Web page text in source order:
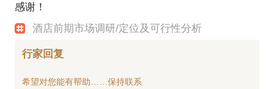
感谢！
酒店前期市场调研/定位及可行性分析
行家回复